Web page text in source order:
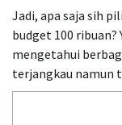
Jadi, apa saja sih
budget 100
mengetahui
terjangkau namun